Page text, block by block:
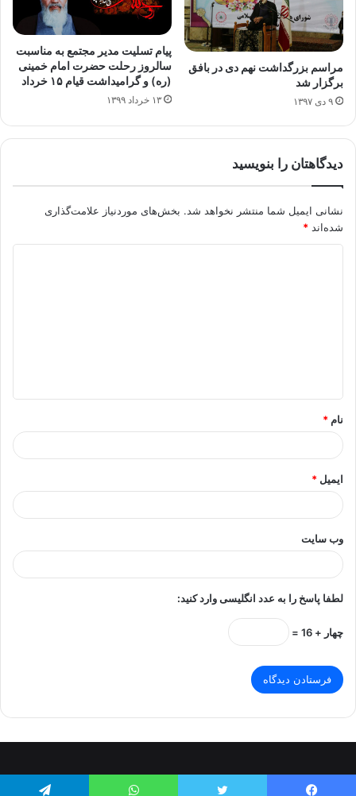
مراسم بزرگداشت نهم دی در بافق
برگزار شد
۹ دی ۱۳۹۷
پیام تسلیت مدیر مجتمع به مناسبت
سالروز رحلت حضرت امام خمینی
(ره) و گرامیداشت قیام ۱۵ خرداد
۱۳ خرداد ۱۳۹۹
دیدگاهتان را بنویسید
نشانی ایمیل شما منتشر نخواهد شد. بخش‌های موردنیاز علامت‌گذاری
شده‌اند *
*
نام *
ایمیل *
وب‌ سایت
لطفا پاسخ را به عدد انگلیسی وارد کنید:
چهار + 16 =